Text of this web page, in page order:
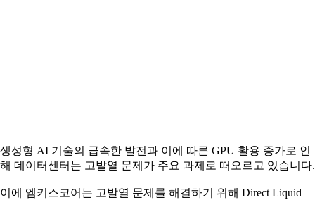
생성형 AI 기술의 급속한 발전과 이에 따른 GPU 활용 증가로 인
해 데이터센터는 고발열 문제가 주요 과제로 떠오르고 있습니다.
이에 엠키스코어는 고발열 문제를 해결하기 위해 Direct Liquid